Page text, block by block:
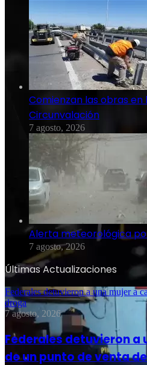
Comienzan las obras en
Circunvalación
7 agosto, 2026
Alerta meteorológica
7 agosto, 2026
Últimas Actualizaciones
Federales detuvieron a una mujer a
droga
7 agosto, 2026
Federales detuvieron a
de un punto de venta